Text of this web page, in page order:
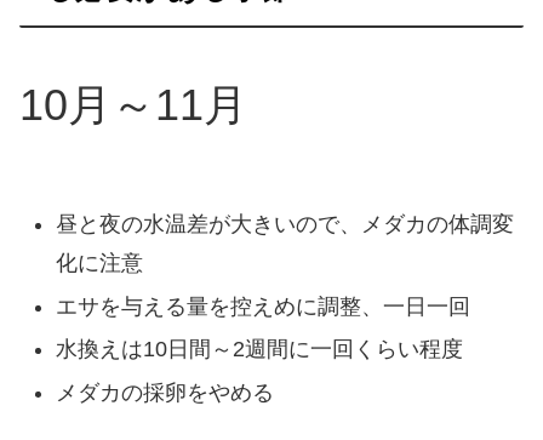
10月～11月
昼と夜の水温差が大きいので、メダカの体調変
化に注意
エサを与える量を控えめに調整、一日一回
水換えは10日間～2週間に一回くらい程度
メダカの採卵をやめる